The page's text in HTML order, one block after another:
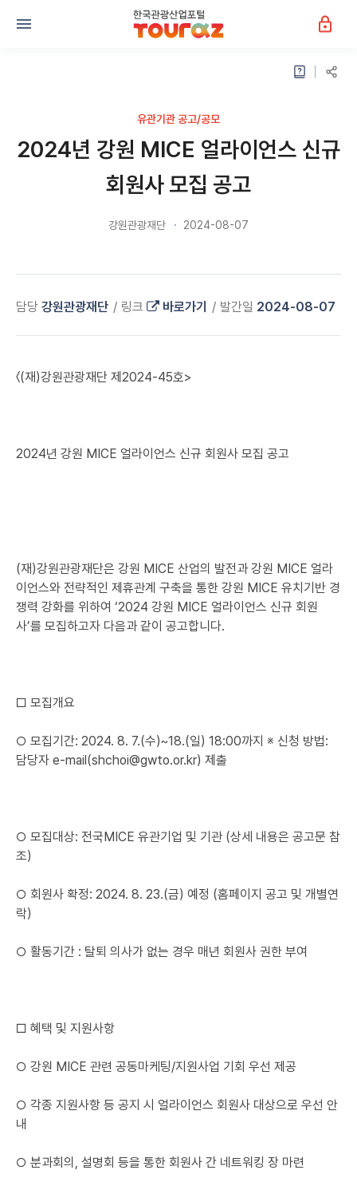
유관기관 공고/공모
2024년 강원 MICE 얼라이언스 신규
회원사 모집 공고
강원관광재단 2024-08-07
담당 강원관광재단 링크 바로가기 발간일 2024-08-07
〈(재)강원관광재단 제2024-45호>
2024년 강원 MICE 얼라이언스 신규 회원사 모집 공고
(재)강원관광재단은 강원 MICE 산업의 발전과 강원 MICE 얼라
이언스와 전략적인 제휴관계 구축을 통한 강원 MICE 유치기반 경
쟁력 강화를 위하여 ‘2024 강원 MICE 얼라이언스 신규 회원
사’를 모집하고자 다음과 같이 공고합니다.
□ 모집개요
○ 모집기간: 2024. 8. 7.(수)~18.(일) 18:00까지 ※ 신청 방법:
담당자 e-mail(shchoi@gwto.or.kr) 제출
○ 모집대상: 전국MICE 유관기업 및 기관 (상세 내용은 공고문 참
조)
○ 회원사 확정: 2024. 8. 23.(금) 예정 (홈페이지 공고 및 개별연
락)
○ 활동기간 : 탈퇴 의사가 없는 경우 매년 회원사 권한 부여
□ 혜택 및 지원사항
○ 강원 MICE 관련 공동마케팅/지원사업 기회 우선 제공
○ 각종 지원사항 등 공지 시 얼라이언스 회원사 대상으로 우선 안
내
○ 분과회의, 설명회 등을 통한 회원사 간 네트워킹 장 마련